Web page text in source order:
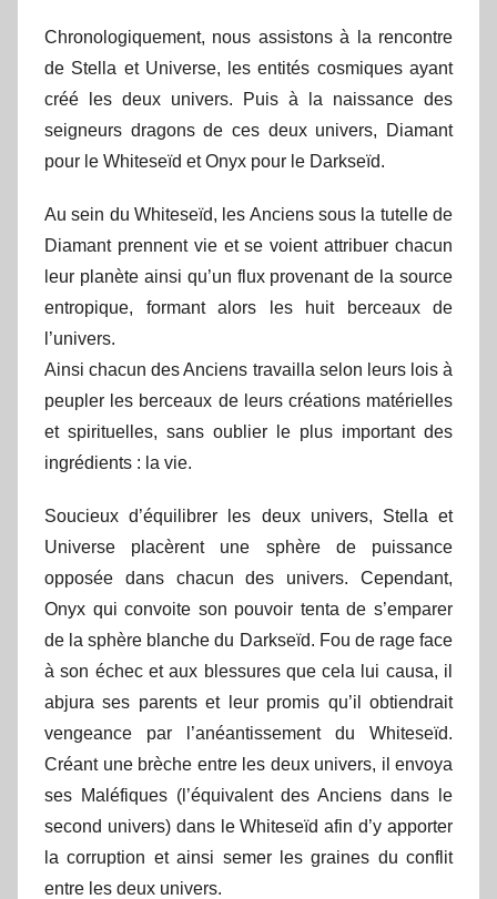
Chronologiquement, nous assistons à la rencontre
de Stella et Universe, les entités cosmiques ayant
créé les deux univers. Puis à la naissance des
seigneurs dragons de ces deux univers, Diamant
pour le Whiteseïd et Onyx pour le Darkseïd.
Au sein du Whiteseïd, les Anciens sous la tutelle de
Diamant prennent vie et se voient attribuer chacun
leur planète ainsi qu’un flux provenant de la source
entropique, formant alors les huit berceaux de
l’univers.
Ainsi chacun des Anciens travailla selon leurs lois à
peupler les berceaux de leurs créations matérielles
et spirituelles, sans oublier le plus important des
ingrédients : la vie.
Soucieux d’équilibrer les deux univers, Stella et
Universe placèrent une sphère de puissance
opposée dans chacun des univers. Cependant,
Onyx qui convoite son pouvoir tenta de s’emparer
de la sphère blanche du Darkseïd. Fou de rage face
à son échec et aux blessures que cela lui causa, il
abjura ses parents et leur promis qu’il obtiendrait
vengeance par l’anéantissement du Whiteseïd.
Créant une brèche entre les deux univers, il envoya
ses Maléfiques (l’équivalent des Anciens dans le
second univers) dans le Whiteseïd afin d’y apporter
la corruption et ainsi semer les graines du conflit
entre les deux univers.